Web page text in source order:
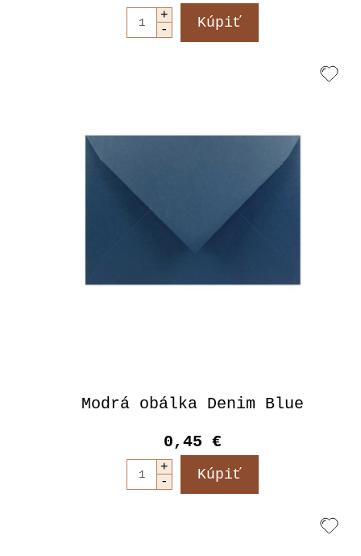
Modrá obálka Denim Blue
0,45 €